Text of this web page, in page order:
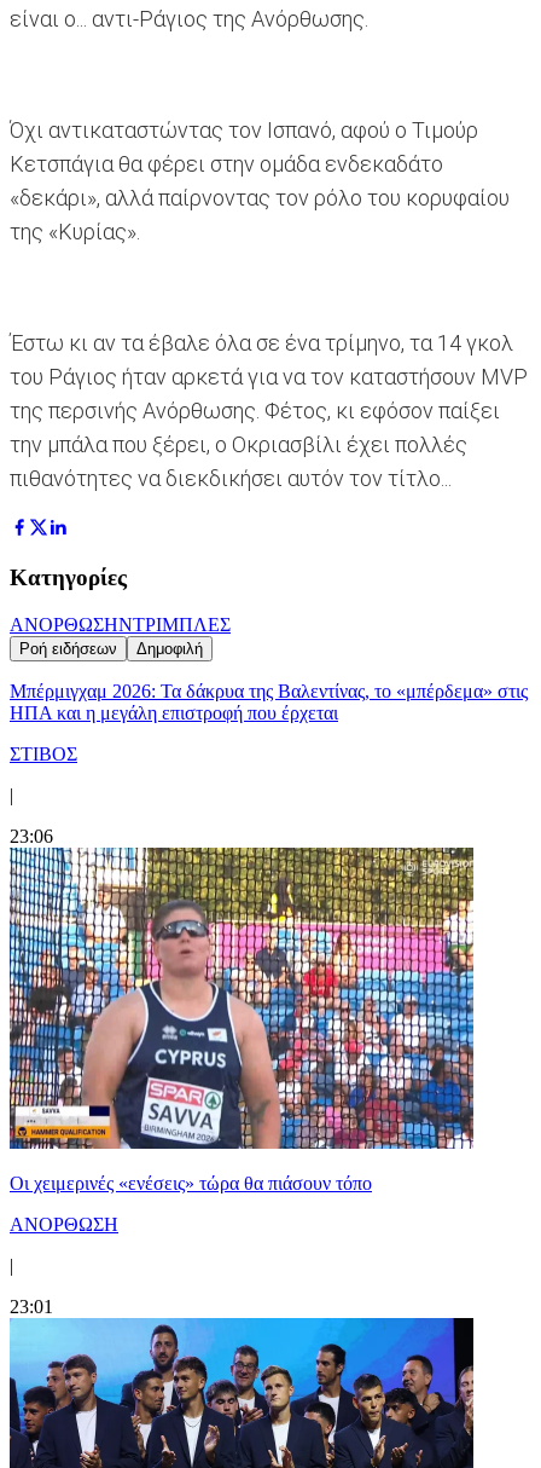
είναι ο... αντι-Ράγιος της Ανόρθωσης.
Όχι αντικαταστώντας τον Ισπανό, αφού ο Τιμούρ
Κετσπάγια θα φέρει στην ομάδα ενδεκαδάτο
«δεκάρι», αλλά παίρνοντας τον ρόλο του κορυφαίου
της «Κυρίας».
Έστω κι αν τα έβαλε όλα σε ένα τρίμηνο, τα 14 γκολ
του Ράγιος ήταν αρκετά για να τον καταστήσουν MVP
της περσινής Ανόρθωσης. Φέτος, κι εφόσον παίξει
την μπάλα που ξέρει, ο Οκριασβίλι έχει πολλές
πιθανότητες να διεκδικήσει αυτόν τον τίτλο...
Κατηγορίες
ΑΝΟΡΘΩΣΗΝΤΡΙΜΠΛΕΣ
Ροή ειδήσεων Δημοφιλή
Μπέρμιγχαμ 2026: Τα δάκρυα της Βαλεντίνας, το «μπέρδεμα» στις
ΗΠΑ και η μεγάλη επιστροφή που έρχεται
ΣΤΙΒΟΣ
|
23:06
Οι χειμερινές «ενέσεις» τώρα θα πιάσουν τόπο
ΑΝΟΡΘΩΣΗ
|
23:01